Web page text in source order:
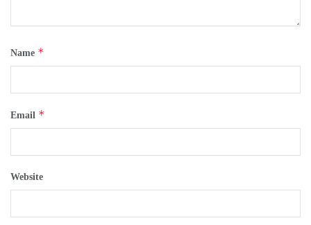
Name *
Email *
Website